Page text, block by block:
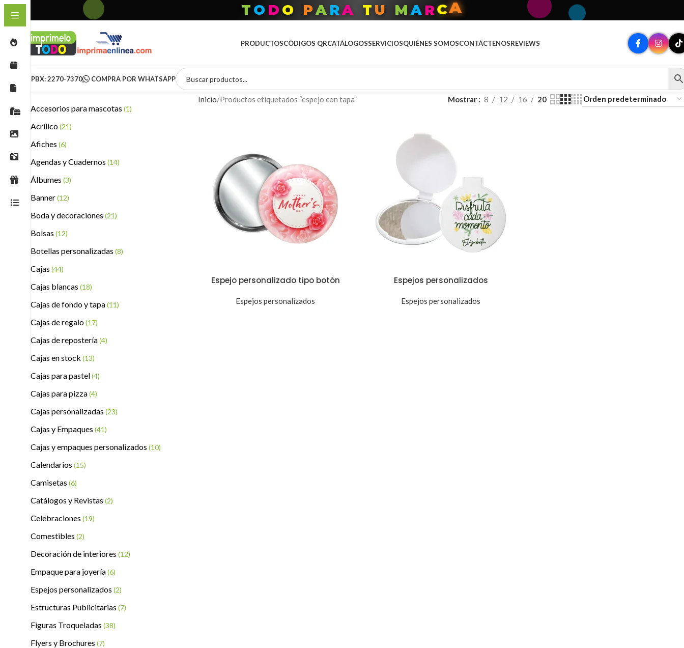
T O D O PA RA T U MARCA
PRODUCTOSCÓDIGOS QRCATÁLOGOSSERVICIOSQUIÉNES SOMOSCONTÁCTENOSREVIEWS
PBX: 2270-7370 COMPRA POR WHATSAPP
Accesorios para mascotas (1)
Acrílico(21)
Afiches (6)
Agendas y Cuadernos (14)
Álbumes (3)
Banner(12)
Boda y decoraciones (21)
Bolsas (12)
Botellas personalizadas (8)
Cajas (44)
Cajas blancas (18)
Cajas de fondo y tapa(11)
Cajas de regalo(17)
Cajas de repostería(4)
Cajas en stock (13)
Cajas para pastel(4)
Cajas para pizza(4)
Cajas personalizadas (23)
Cajas y Empaques (41)
Cajas y empaques personalizados (10)
Calendarios (15)
Camisetas (6)
Catálogos y Revistas (2)
Celebraciones (19)
Comestibles (2)
Decoración de interiores (12)
Empaque para joyería(6)
Espejos personalizados (2)
Estructuras Publicitarias (7)
Figuras Troqueladas (38)
Flyers y Brochures (7)
Inicio Productos etiquetados “espejo con tapa” Mostrar 8 12 16 20
Espejo personalizado tipo botón
Espejos personalizados
Espejos personalizados
Espejos personalizados